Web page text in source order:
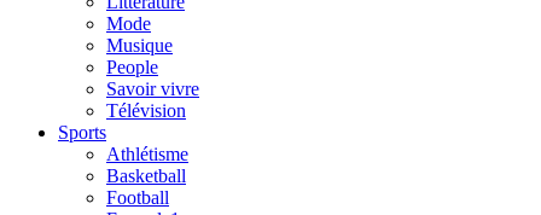
Mode
Musique
People
Savoir vivre
Télévision
Sports
Athlétisme
Basketball
Football